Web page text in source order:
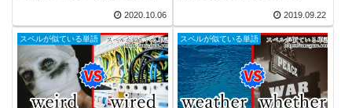
2020.10.06 2019.09.22
スペルが似ている単語 スペルが似ている単語